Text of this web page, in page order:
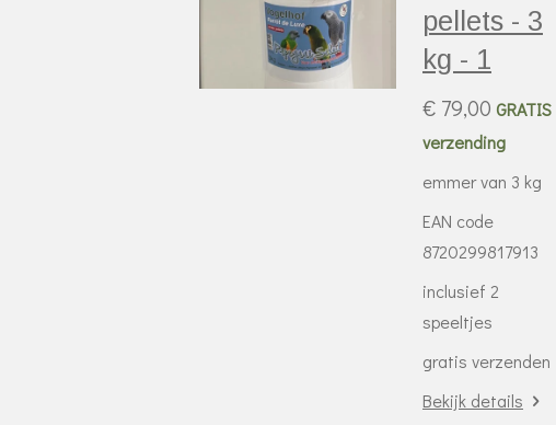
pellets - 3
kg - 1
€ 79,00 GRATIS
verzending
emmer van 3 kg
EAN code
8720299817913
inclusief 2
speeltjes
gratis verzenden
Bekijk details